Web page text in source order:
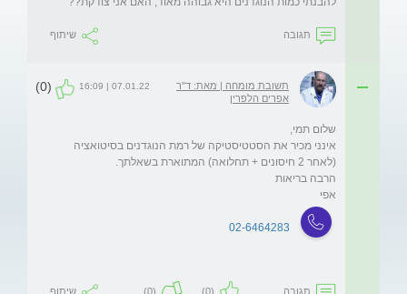
תגובה שיתוף
תשובת מומחה | מאת: ד"ר
אפרים הלפרין
07.01.22 | 16:09
(0)
אינני מכיר את הסטטיסטיקה של רמת הנוגדנים בסיטואציה
אפי
02-6464283
תגובה (0)
(0) שיתוף